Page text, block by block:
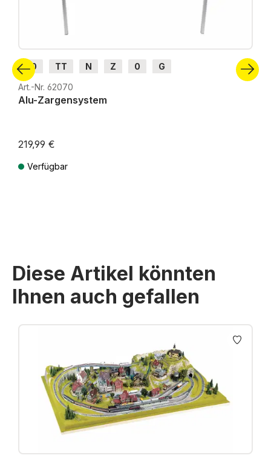
H0 TT N Z 0
G
Art.-Nr. 62070
Alu-Zargensystem
219,99 €
Verfügbar
Diese Artikel könnten
Ihnen auch gefallen
Produktgalerie überspringen